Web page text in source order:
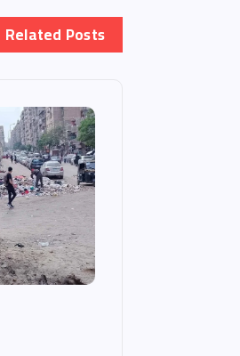
فّ
ح Related Posts